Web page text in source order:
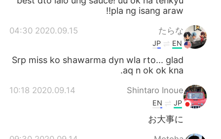
pla ng isang araw!!
たらな
2020.09.15 04:30
EN
JP
Srp miss ko shawarma dyn wla rto... glad
aq n ok ok kna.
Shintaro Inoue
2020.09.14 10:18
JP
EN
お大事に